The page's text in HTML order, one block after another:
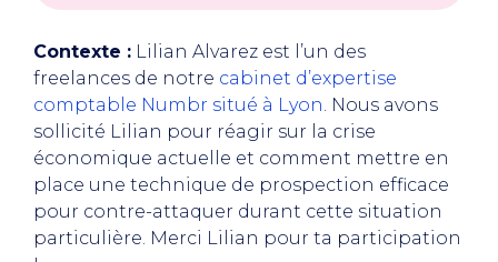
Contexte : Lilian Alvarez est l’un des
freelances de notre cabinet d’expertise
comptable Numbr situé à Lyon. Nous avons
sollicité Lilian pour réagir sur la crise
économique actuelle et comment mettre en
place une technique de prospection efficace
pour contre-attaquer durant cette situation
particulière. Merci Lilian pour ta participation